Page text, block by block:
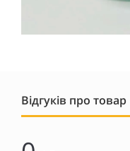
Відгуків про товар